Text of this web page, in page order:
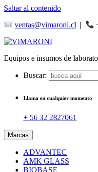
Saltar al contenido
ventas@vimaroni.cl |
Equipos e insumos de
Buscar:
Llama en cualquier momento
+ 56 32 2827061
Marcas
ADVANTEC
AMK GLASS
BIOBASE